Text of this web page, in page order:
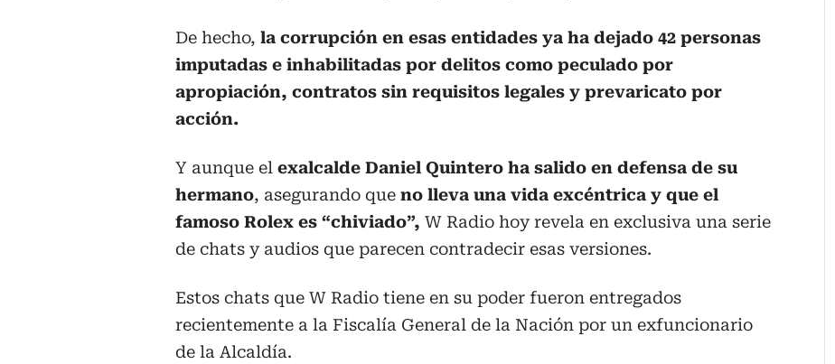
De hecho, la corrupción en esas entidades ya ha dejado 42 personas
imputadas e inhabilitadas por delitos como peculado por
apropiación, contratos sin requisitos legales y prevaricato por
acción.
Y aunque el exalcalde Daniel Quintero ha salido en defensa de su
hermano, asegurando que no lleva una vida excéntrica y que el
famoso Rolex es “chiviado”, W Radio hoy revela en exclusiva una serie
de chats y audios que parecen contradecir esas versiones.
Estos chats que W Radio tiene en su poder fueron entregados
recientemente a la Fiscalía General de la Nación por un exfuncionario
de la Alcaldía.